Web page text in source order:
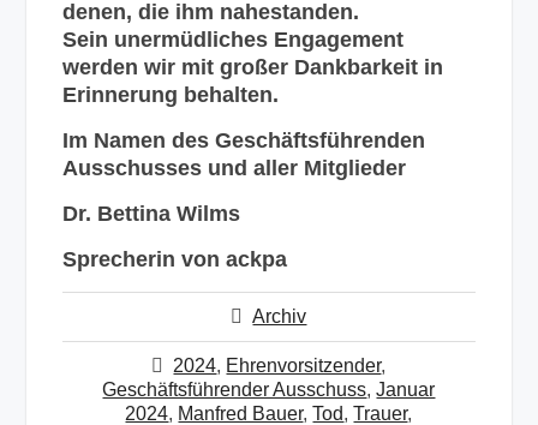
denen, die ihm nahestanden.
Sein unermüdliches Engagement
werden wir mit großer Dankbarkeit in
Erinnerung behalten.
Im Namen des Geschäftsführenden
Ausschusses und aller Mitglieder
Dr. Bettina Wilms
Sprecherin von ackpa
Archiv
2024, Ehrenvorsitzender,
Geschäftsführender Ausschuss,Januar
2024, Manfred Bauer,Tod,Trauer,